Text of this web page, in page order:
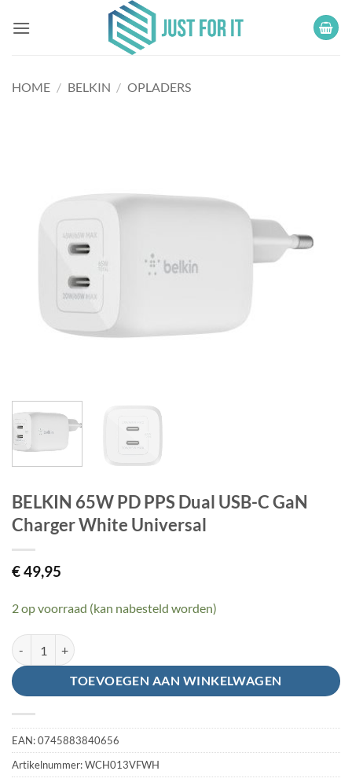
naar
HOME / BELKIN / OPLADERS
BELKIN 65W PD PPS Dual USB-C GaN
Charger White Universal
€49,95
2 op voorraad (kan nabesteld worden)
BELKIN 65W PD PPS Dual USB-C GaN Charger White Universal
TOEVOEGEN AAN WINKELWAGEN
EAN:0745883840656
Artikelnummer:WCH013VFWH